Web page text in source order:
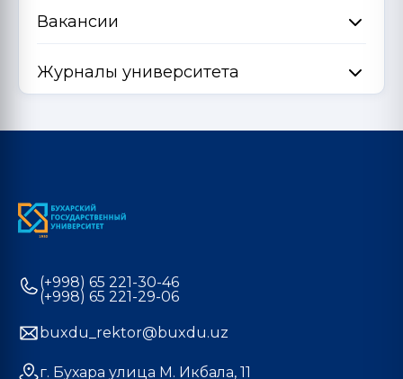
Вакансии
Журналы университета
(+998) 65 221-30-46
(+998) 65 221-29-06
buxdu_rektor@buxdu.uz
г. Бухара улица М. Икбала, 11